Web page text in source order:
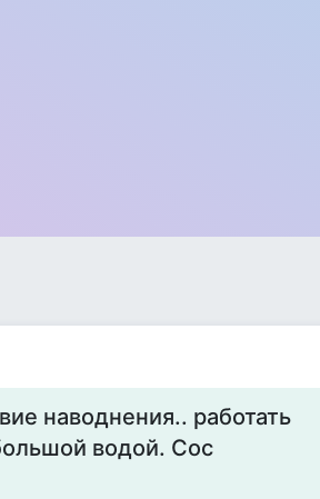
наводнения.. работать
водой. Сос